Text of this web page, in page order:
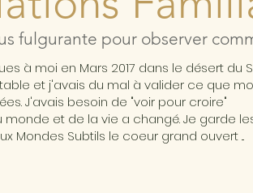
fulgurante pour observer
à moi en Mars 2017 dans le désert du
et j'avais du mal à valider ce que
J'avais besoin de "voir pour croire"
monde et de la vie a changé. Je garde
Mondes Subtils le coeur grand ouvert ...